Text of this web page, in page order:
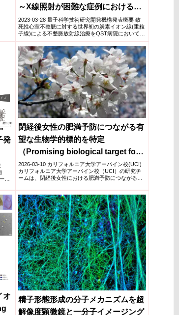
～X線照射が困難な症例における代
替治療法として期待～
2023-03-28 量子科学技術研究開発機構発表概要 致
死性心室不整脈に対する世界初の炭素イオン線(重粒
子線)による不整脈放射線治療をQST病院において実
施し...
発
細
閉経後女性の肥満予防につながる有
望な生物学的標的を特定
（Promising biological target for
obesity prevention among
postmenopausal women
identified）
2026-03-10 カリフォルニア大学アーバイン校(UCI)
カリフォルニア大学アーバイン校（UCI）の研究チ
ームは、閉経後女性における肥満予防につながる可
オ
精子形態形成の分子メカニズムを超
解像度顕微鏡と一分子イメージング